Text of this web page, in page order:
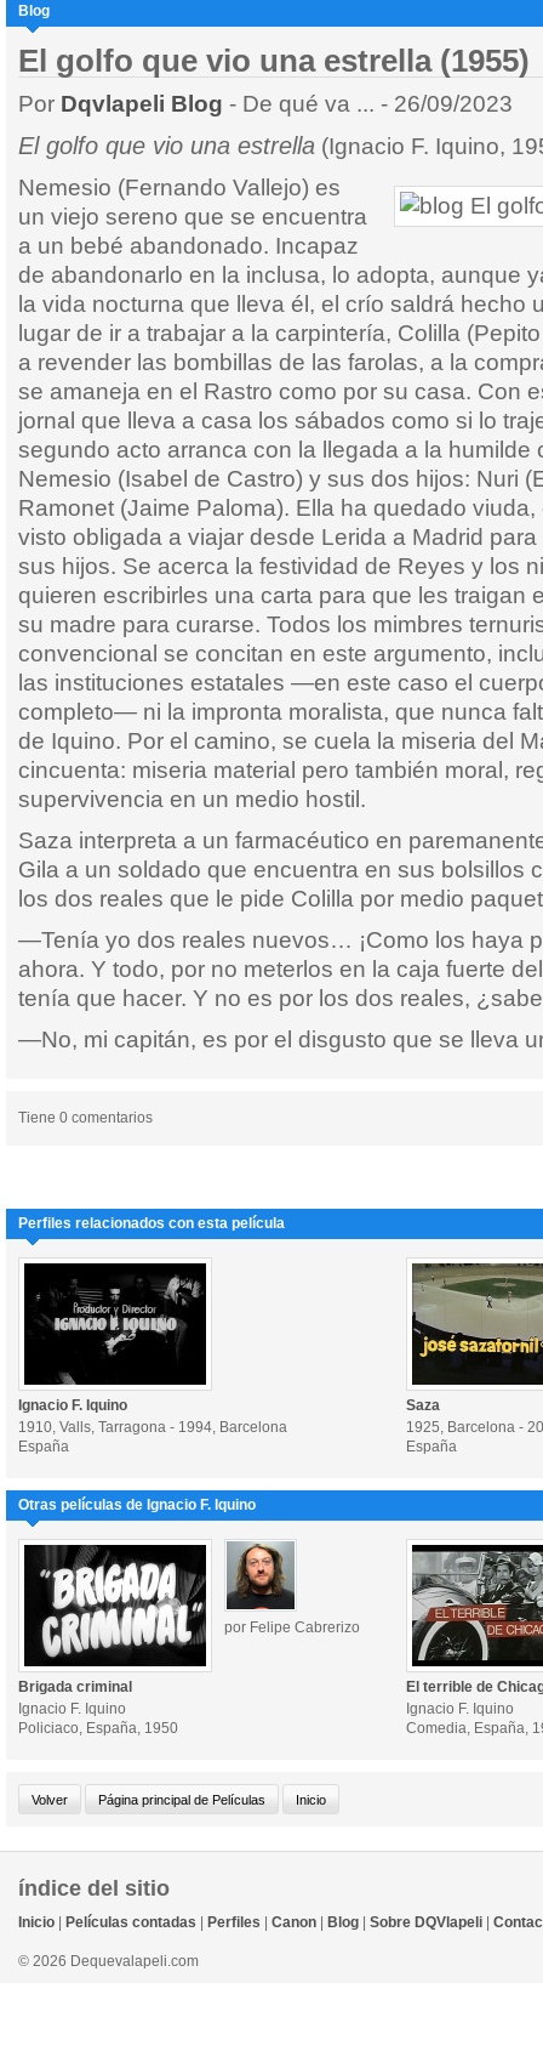
Blog
El golfo que vio una estrella (1955)
Por Dqvlapeli Blog - De qué va ... - 26/09/2023
El golfo que vio una estrella (Ignacio F. Iquino,
Nemesio (Fernando Vallejo) es
un viejo sereno que se encuentra
a un bebé abandonado. Incapaz
de abandonarlo en la inclusa, lo adopta, aunque
la vida nocturna que lleva él, el crío saldrá hecho
lugar de ir a trabajar a la carpintería, Colilla
a revender las bombillas de las farolas, a la
se amaneja en el Rastro como por su casa. Con
jornal que lleva a casa los sábados como si lo
segundo acto arranca con la llegada a la humilde
Nemesio (Isabel de Castro) y sus dos hijos: Nuri
Ramonet (Jaime Paloma). Ella ha quedado
visto obligada a viajar desde Lerida a Madrid
sus hijos. Se acerca la festividad de Reyes y los
quieren escribirles una carta para que les traigan
su madre para curarse. Todos los mimbres
convencional se concitan en este argumento,
las instituciones estatales —en este caso el
completo— ni la impronta moralista, que nunca
de Iquino. Por el camino, se cuela la miseria del
cincuenta: miseria material pero también moral,
supervivencia en un medio hostil.
Saza interpreta a un farmacéutico en
Gila a un soldado que encuentra en sus bolsillos
los dos reales que le pide Colilla por medio
—Tenía yo dos reales nuevos… ¡Como los haya
ahora. Y todo, por no meterlos en la caja fuerte
tenía que hacer. Y no es por los dos reales,
—No, mi capitán, es por el disgusto que se lleva
Tiene 0 comentarios
Perfiles relacionados con esta película
Ignacio F. Iquino
1910, Valls, Tarragona - 1994, Barcelona
España
Saza
1925, Barcelona -
España
Otras películas de Ignacio F. Iquino
por Felipe Cabrerizo
Brigada criminal
Ignacio F. Iquino
Policiaco, España, 1950
El terrible de
Ignacio F. Iquino
Comedia, España,
índice del sitio
Inicio Películas contadas Perfiles Canon Blog Sobre DQVlapeli
© 2026 Dequevalapeli.com